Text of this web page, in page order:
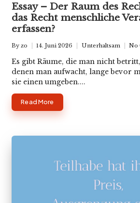
Essay – Der Raum des
das Recht menschliche
erfassen?
Posted
by
By zo 14. Juni 2026
in
Unterhaltsam No
Es gibt Räume, die man nicht
denen man aufwacht, lange bevor
sie einen umgeben....
Read More